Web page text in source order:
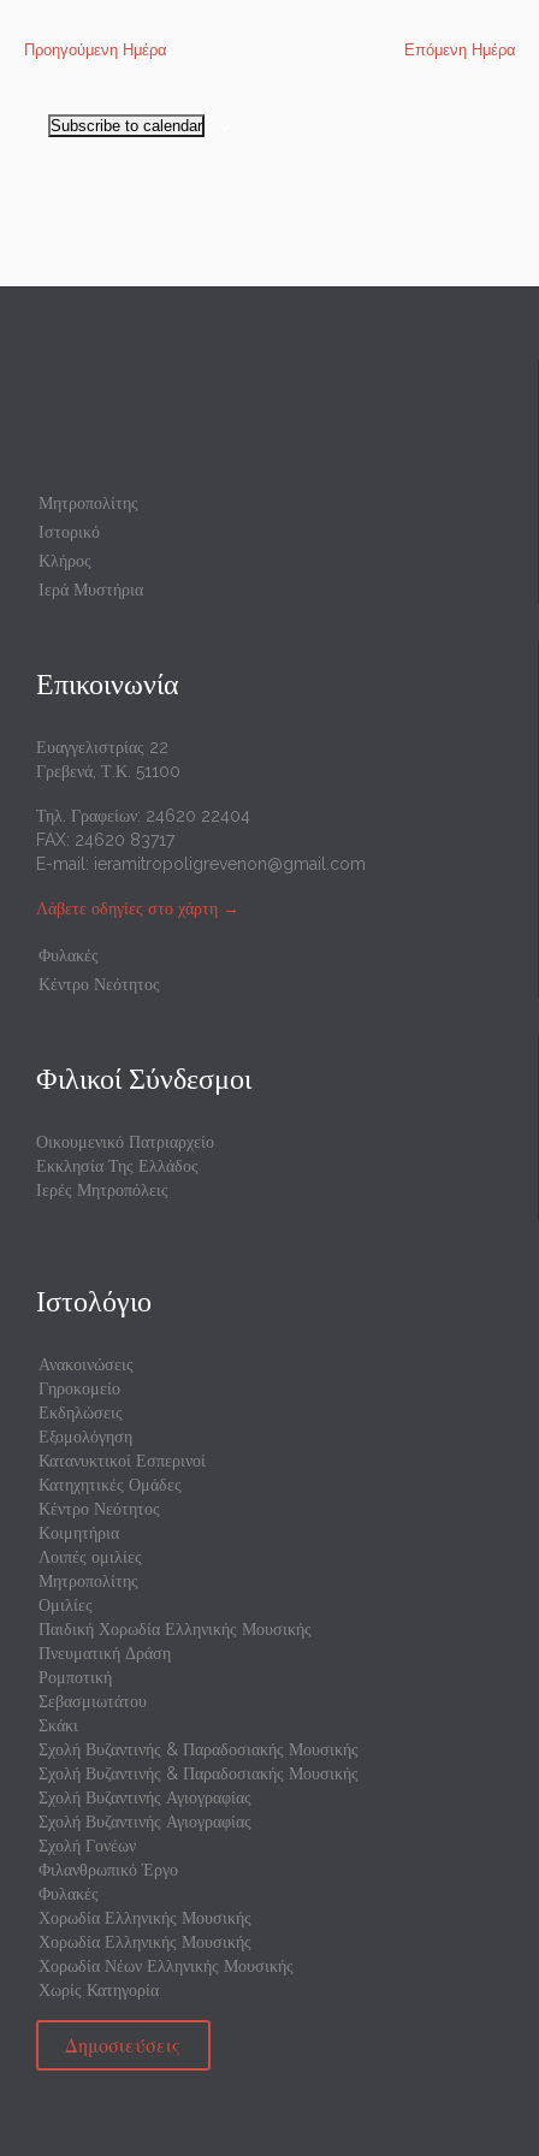
Προηγούμενη Ημέρα Επόμενη Ημέρα
Subscribe to calendar
Μητροπολίτης
Ιστορικό
Κλήρος
Ιερά Μυστήρια
Επικοινωνία
Ευαγγελιστρίας 22
Γρεβενά, Τ.Κ. 51100
Τηλ. Γραφείων: 24620 22404
FAX: 24620 83717
E-mail: ieramitropoligrevenon@gmail.com
Λάβετε οδηγίες στο χάρτη →
Φυλακές
Κέντρο Νεότητος
Φιλικοί Σύνδεσμοι
Οικουμενικό Πατριαρχείο
Εκκλησία Της Ελλάδος
Ιερές Μητροπόλεις
Ιστολόγιο
Ανακοινώσεις
Γηροκομείο
Εκδηλώσεις
Εξομολόγηση
Κατανυκτικοί Εσπερινοί
Κατηχητικές Ομάδες
Κέντρο Νεότητος
Κοιμητήρια
Λοιπές ομιλίες
Μητροπολίτης
Ομιλίες
Παιδική Χορωδία Ελληνικής Μουσικής
Πνευματική Δράση
Ρομποτική
Σεβασμιωτάτου
Σκάκι
Σχολή Βυζαντινής & Παραδοσιακής Μουσικής
Σχολή Βυζαντινής & Παραδοσιακής Μουσικής
Σχολή Βυζαντινής Αγιογραφίας
Σχολή Βυζαντινής Αγιογραφίας
Σχολή Γονέων
Φιλανθρωπικό Έργο
Φυλακές
Χορωδία Ελληνικής Μουσικής
Χορωδία Ελληνικής Μουσικής
Χορωδία Νέων Ελληνικής Μουσικής
Χωρίς Κατηγορία
Δημοσιεύσεις